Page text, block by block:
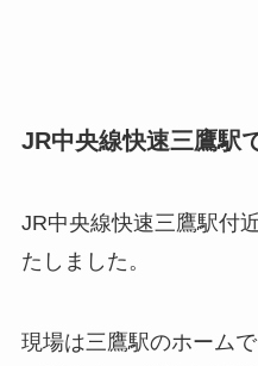
JR中央線快速三鷹駅
JR中央線快速三鷹駅付
たしました。
現場は三鷹駅のホーム